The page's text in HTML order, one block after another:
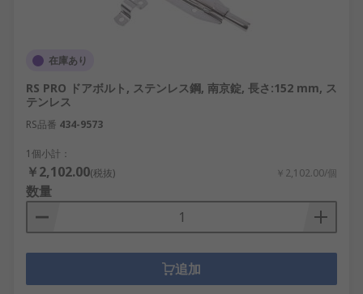
在庫あり
RS PRO ドアボルト, ステンレス鋼, 南京錠, 長さ:152 mm, ス
テンレス
RS品番 434-9573
1個小計：
￥2,102.00(税抜) ￥2,102.00/個
数量
追加